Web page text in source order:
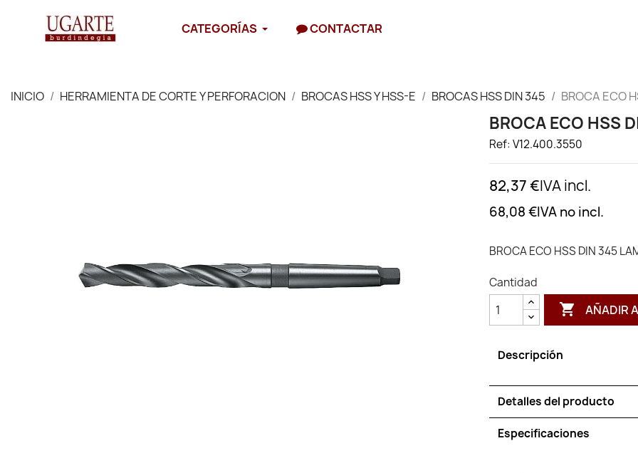
CATEGORÍAS CONTACTAR
INICIO HERRAMIENTA DE CORTE Y PERFORACION BROCAS HSS Y HSS-E BROCAS HSS DIN 345 BROCA ECO
BROCA ECO HSS
Ref: V12.400.3550
82,37 €IVA incl.
68,08 €IVA no incl.
BROCA ECO HSS DIN 345
Cantidad
 AÑADIR
Descripción
Detalles del producto
Especificaciones